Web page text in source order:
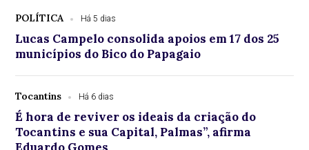
POLÍTICA Há 5 dias
Lucas Campelo consolida apoios em 17 dos 25
municípios do Bico do Papagaio
Tocantins Há 6 dias
É hora de reviver os ideais da criação do
Tocantins e sua Capital, Palmas”, afirma
Eduardo Gomes